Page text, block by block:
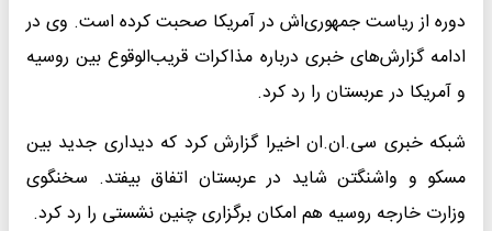
دوره از ریاست جمهوری‌اش در آمریکا صحبت کرده است. وی در
ادامه گزارش‌های خبری درباره مذاکرات قریب‌الوقوع بین روسیه
و آمریکا در عربستان را رد کرد.
شبکه خبری سی.ان.ان اخیرا گزارش کرد که دیداری جدید بین
مسکو و واشنگتن شاید در عربستان اتفاق بیفتد. سخنگوی
وزارت خارجه روسیه هم امکان برگزاری چنین نشستی را رد کرد.